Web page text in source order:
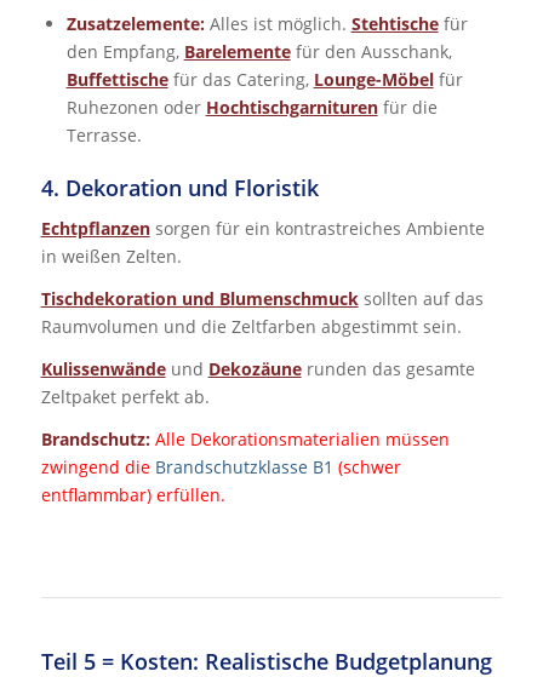
Zusatzelemente:Alles ist möglich. Stehtischefür
den Empfang, Barelementefür den Ausschank,
Buffettischefür das Catering, Lounge-Möbelfür
Ruhezonen oder Hochtischgarniturenfür die
Terrasse.
4. Dekoration und Floristik
Echtpflanzensorgen für ein kontrastreiches Ambiente
in weißen Zelten.
Tischdekoration und Blumenschmucksollten auf das
Raumvolumen und die Zeltfarben abgestimmt sein.
Kulissenwändeund Dekozäunerunden das gesamte
Zeltpaket perfekt ab.
Brandschutz: Alle Dekorationsmaterialien müssen
zwingend die Brandschutzklasse B1 (schwer
entflammbar) erfüllen.
Teil 5 = Kosten: Realistische Budgetplanung